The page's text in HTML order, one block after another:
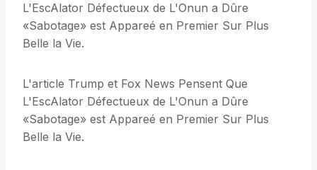
L'EscAlator Défectueux de L'Onun a Dûre
«Sabotage» est Appareé en Premier Sur Plus
Belle la Vie.
L'article Trump et Fox News Pensent Que
L'EscAlator Défectueux de L'Onun a Dûre
«Sabotage» est Appareé en Premier Sur Plus
Belle la Vie.